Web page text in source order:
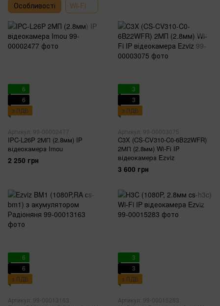
Особливості Wi-Fi
6
6
з ПДВ
Артикул: 99-00002477
IPC-L26P 2МП (2.8мм) IP
відеокамера Imou
2 250 грн
3
3
з ПДВ
Артикул: 99-00003075
C3X (CS-CV310-C0-6B22WFR)
2МП (2.8мм) Wi-Fi IP
відеокамера Ezviz
3 600 грн
6
6
з ПДВ
Артикул: 99-00013163
3
3
з ПДВ
Артикул: 99-00015283